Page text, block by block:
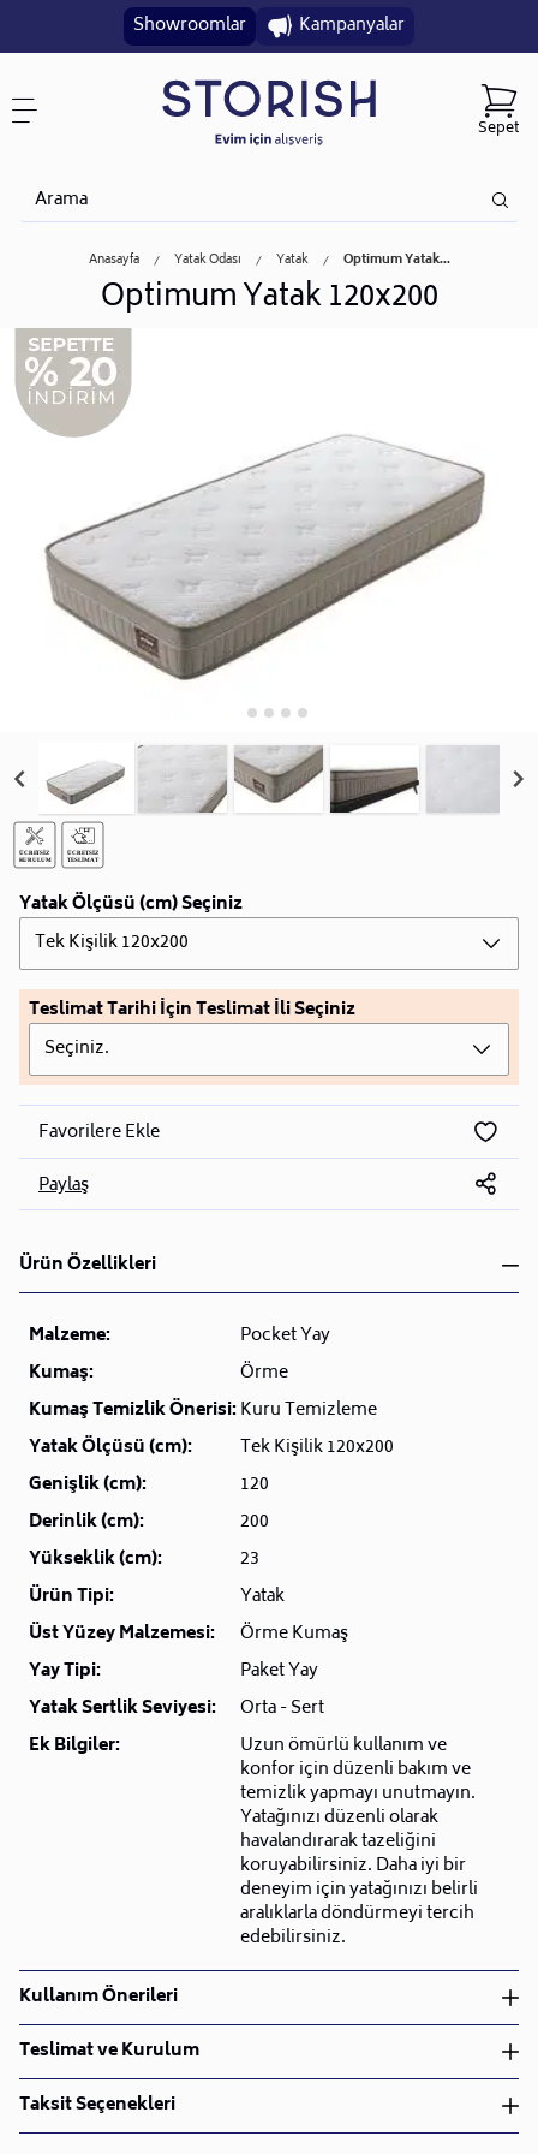
Showroomlar Kampanyalar
Sepet
Anasayfa Yatak Odası Yatak Optimum Yatak...
Optimum Yatak 120x200
Yatak Ölçüsü (cm) Seçiniz
Tek Kişilik 120x200
Teslimat Tarihi İçin Teslimat İli Seçiniz
Seçiniz.
Favorilere Ekle
Paylaş
Ürün Özellikleri
Malzeme:
Pocket Yay
Kumaş:
Örme
Kumaş Temizlik Önerisi:Kuru Temizleme
Yatak Ölçüsü (cm):
Tek Kişilik 120x200
Genişlik (cm):
120
Derinlik (cm):
200
Yükseklik (cm):
23
Ürün Tipi:
Yatak
Üst Yüzey Malzemesi:
Örme Kumaş
Yay Tipi:
Paket Yay
Yatak Sertlik Seviyesi:
Orta - Sert
Ek Bilgiler:
Uzun ömürlü kullanım ve
konfor için düzenli bakım ve
temizlik yapmayı unutmayın.
Yatağınızı düzenli olarak
havalandırarak tazeliğini
koruyabilirsiniz. Daha iyi bir
deneyim için yatağınızı belirli
aralıklarla döndürmeyi tercih
edebilirsiniz.
Kullanım Önerileri
Kuru Temizleme
Teslimat ve Kurulum
Teslimat ve Kurulum
• Siparişlerinizi aldıktan sonra en kısa sürede işleme
Taksit Seçenekleri